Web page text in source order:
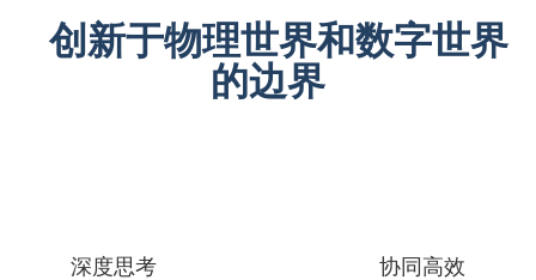
创新于物理世界和数字世界
的边界
深度思考 协同高效